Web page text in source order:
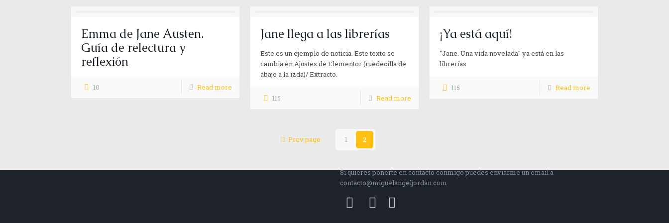
Emma de Jane Austen.
Guía de relectura y
reflexión
10 Read more
Jane llega a las librerías
Este es un ejemplo de noticia. Este texto se
cambia en Ajustes de Elementor (ruedecilla de
abajo a la izda)/ Extracto.
115 Read more
¡Ya está aquí!
"Jane. Una vida novelada" ya está en las
librerías
115 Read more
Prev page 1 2
Si quieres ponerte en contacto conmigo puedes enviarme un email a
contacto@miguelangeljordan.com